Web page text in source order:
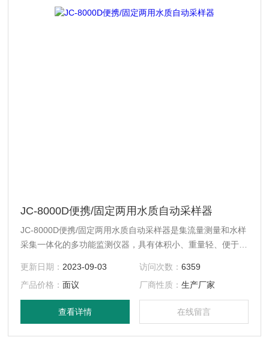
JC-8000D便携/固定两用水质自动采样器
JC-8000D便携/固定两用水质自动采样器是集流量测量和水样
采集一体化的多功能监测仪器，具有体积小、重量轻、便于携
更新日期： 2023-09-03 访问次数： 6359
产品价格：面议 厂商性质： 生产厂家
查看详情 在线留言